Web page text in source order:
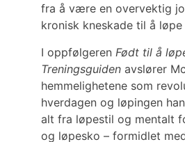
fra å være en overvektig
kronisk kneskade til å
I oppfølgeren Født til å
Treningsguiden avslører
hemmelighetene som
hverdagen og løpingen
alt fra løpestil og mentalt
og løpesko – formidlet